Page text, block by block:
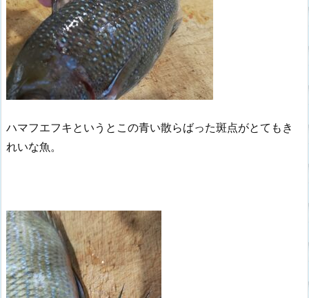
ハマフエフキというとこの青い散らばった斑点がとてもき
れいな魚。